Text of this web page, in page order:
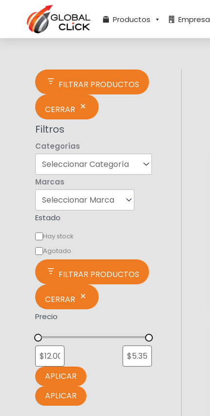
contenido
Productos Empresa
FILTRAR PRODUCTOS
CERRAR
Filtros
Categorías
Marcas
Estado
s
t
Hay stock
Agotado
FILTRAR PRODUCTOS
CERRAR
Precio
APLICAR
APLICAR